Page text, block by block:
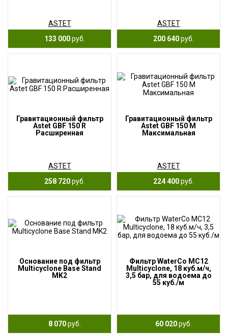
ASTET
133 000руб.
ASTET
200 640руб.
Гравитационный фильтр
Astet GBF 150 R
Расширенная
ASTET
258 720руб.
Гравитационный фильтр
Astet GBF 150 M
Максимальная
ASTET
224 400руб.
Основание под фильтр
Multicyclone Base Stand
MK2
8 070руб.
Фильтр WaterCo MC12
Multicyclone, 18 куб.м/ч,
3,5 бар, для водоема до
55 куб./м
60 020руб.